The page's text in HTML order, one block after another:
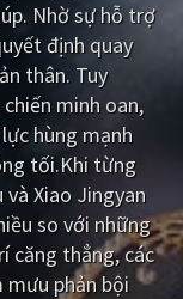
Nhờ sự hỗ trợ
định quay
thân. Tuy
minh oan,
hùng mạnh
tối.Khi từng
Xiao Jingyan
so với những
căng thẳng, các
mưu phản bội